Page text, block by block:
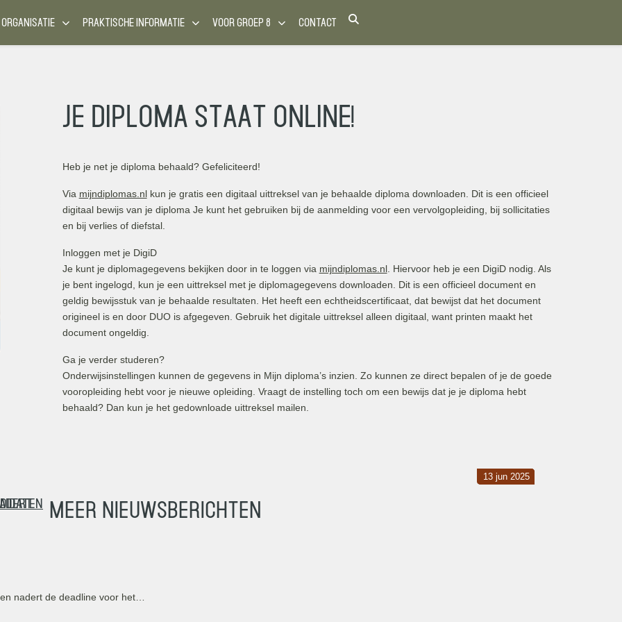
PRAKTISCHE INFORMATIE VOOR GROEP 8 CONTACT
Je diploma staat online!
Heb je net je diploma behaald? Gefeliciteerd!
Via mijndiplomas.nlkun je gratis een digitaal uittreksel van je behaalde diploma downloaden. Dit is een officieel
digitaal bewijs van je diploma Je kunt het gebruiken bij de aanmelding voor een vervolgopleiding, bij sollicitaties
en bij verlies of diefstal.
Inloggen met je DigiD
Je kunt je diplomagegevens bekijken door in te loggen via mijndiplomas.nl. Hiervoor heb je een DigiD nodig. Als
je bent ingelogd, kun je een uittreksel met je diplomagegevens downloaden. Dit is een officieel document en
geldig bewijsstuk van je behaalde resultaten. Het heeft een echtheidscertificaat, dat bewijst dat het document
origineel is en door DUO is afgegeven. Gebruik het digitale uittreksel alleen digitaal, want printen maakt het
document ongeldig.
Ga je verder studeren?
Onderwijsinstellingen kunnen de gegevens in Mijn diploma’s inzien. Zo kunnen ze direct bepalen of je de goede
vooropleiding hebt voor je nieuwe opleiding. Vraagt de instelling toch om een bewijs dat je je diploma hebt
behaald? Dan kun je het gedownloade uittreksel mailen.
Meer nieuwsberichten
20 mrt 2026
nadert de deadline voor het…
06 mrt 2026
10 okt 2025
13 jun 2025